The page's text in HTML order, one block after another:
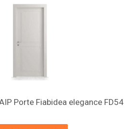
Porte Fiabidea elegance FD54